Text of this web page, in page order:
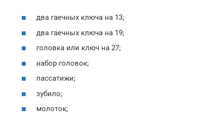
два гаечных ключа на 13;
два гаечных ключа на 19;
головка или ключ на 27;
набор головок;
пассатижи;
зубило;
молоток;